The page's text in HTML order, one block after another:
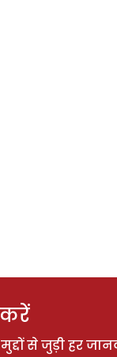
करें
से जुड़ी हर